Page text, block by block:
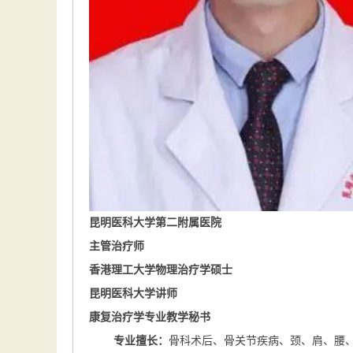
昆明医科大学第二附属医院
主管治疗师
香港理工大学物理治疗学硕士
昆明医科大学讲师
康复治疗学专业教学秘书
专业擅长： 骨科术后、骨关节疾病、颈、肩、腰